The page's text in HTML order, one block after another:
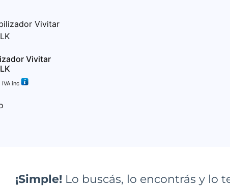
Vivitar
IVA inc
¡Simple!Lo buscás, lo encontrás y lo